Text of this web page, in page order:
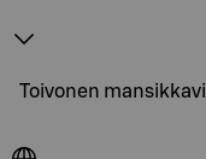
Toivonen